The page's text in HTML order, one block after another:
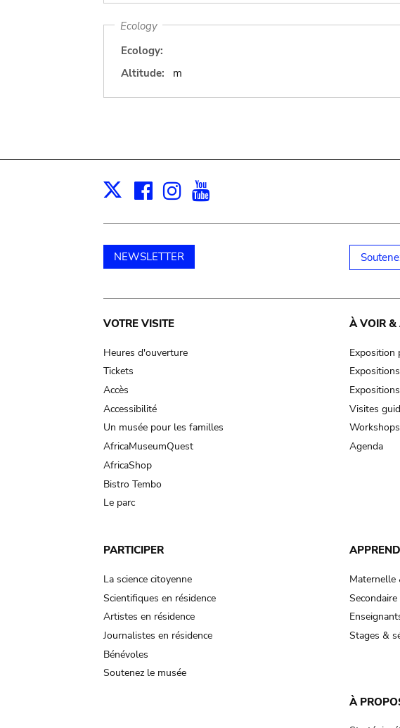
Ecology
Ecology:
Altitude:
m
X Facebook
Instagram
NEWSLETTER
Main
navigation
VOTRE VISITE
Heures d'ouverture
Tickets
Accès
Accessibilité
Un musée pour les familles
AfricaMuseumQuest
AfricaShop
Bistro Tembo
Le parc
À VOIR &
Exposition
Visites
Workshops
Agenda
PARTICIPER
La science citoyenne
Scientifiques en résidence
Artistes en résidence
Journalistes en résidence
Bénévoles
Soutenez le musée
Maternelle
Secondaire
Stages &
À